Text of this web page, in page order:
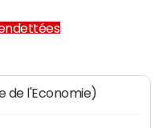
de l'Economie)